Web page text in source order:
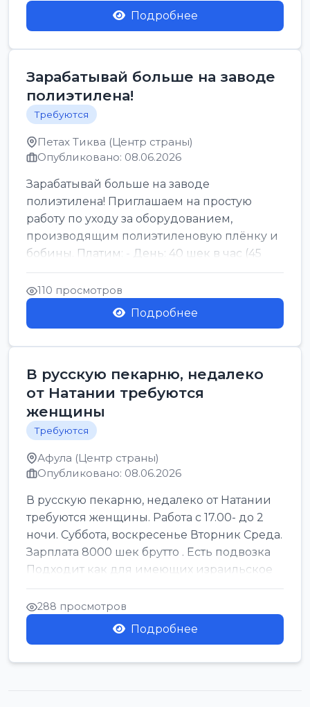
Подробнее
Зарабатывай больше на заводе
полиэтилена!
Требуются
Петах Тиква (Центр страны)
Опубликовано: 08.06.2026
Зарабатывай больше на заводе
полиэтилена! Приглашаем на простую
работу по уходу за оборудованием,
производящим полиэтиленовую плёнку и
бобины. Платим: - День: 40 шек в час (45
для синих бумаг и виз) -...
110 просмотров
Подробнее
В русскую пекарню, недалеко
от Натании требуются
женщины
Требуются
Афула (Центр страны)
Опубликовано: 08.06.2026
В русскую пекарню, недалеко от Натании
требуются женщины. Работа с 17.00- до 2
ночи. Суббота, воскресенье Вторник Среда.
Зарплата 8000 шек брутто . Есть подвозка
Подходит как для имеющих израильское
г...
288 просмотров
Подробнее